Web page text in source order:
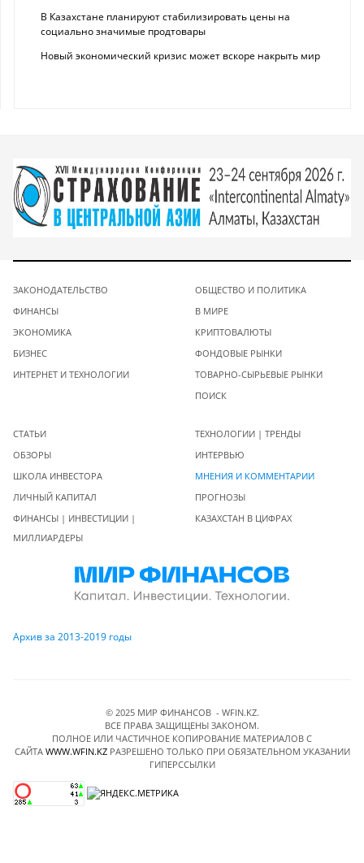
В Казахстане планируют стабилизировать цены на
социально значимые продтовары
Новый экономический кризис может вскоре накрыть мир
ЗАКОНОДАТЕЛЬСТВО
ФИНАНСЫ
ЭКОНОМИКА
БИЗНЕС
ИНТЕРНЕТ И ТЕХНОЛОГИИ
ОБЩЕСТВО И ПОЛИТИКА
В МИРЕ
КРИПТОВАЛЮТЫ
ФОНДОВЫЕ РЫНКИ
ТОВАРНО-СЫРЬЕВЫЕ РЫНКИ
ПОИСК
СТАТЬИ
ОБЗОРЫ
ШКОЛА ИНВЕСТОРА
ЛИЧНЫЙ КАПИТАЛ
ФИНАНСЫ | ИНВЕСТИЦИИ |
МИЛЛИАРДЕРЫ
ТЕХНОЛОГИИ | ТРЕНДЫ
ИНТЕРВЬЮ
МНЕНИЯ И КОММЕНТАРИИ
ПРОГНОЗЫ
КАЗАХСТАН В ЦИФРАХ
Архив за 2013-2019 годы
© 2025 МИР ФИНАНСОВ - WFIN.KZ.
ВСЕ ПРАВА ЗАЩИЩЕНЫ ЗАКОНОМ.
ПОЛНОЕ ИЛИ ЧАСТИЧНОЕ КОПИРОВАНИЕ МАТЕРИАЛОВ C
САЙТА WWW.WFIN.KZРАЗРЕШЕНО ТОЛЬКО ПРИ ОБЯЗАТЕЛЬНОМ УКАЗАНИИ
ГИПЕРССЫЛКИ